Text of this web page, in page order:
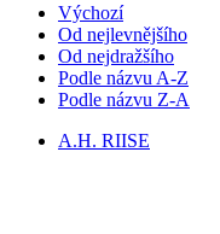
Výchozí
Od nejlevnějšího
Od nejdražšího
Podle názvu A-Z
Podle názvu Z-A
A.H. RIISE